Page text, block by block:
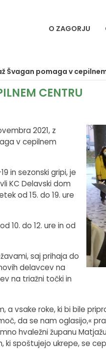
O ZAGORJU
Švagan pomaga v
CENTRU
2021, z
v cepilnem
in sezonski gripi, je
KC Delavski dom
od 15. do 19. ure
10. do 12. ure in od
saj prihaja do
delavcev na
na triažni točki in
a vsake roke, ki bi bile
da se nam oglasijo,«
hvaležni županu
spoštujejo ukrepe, se